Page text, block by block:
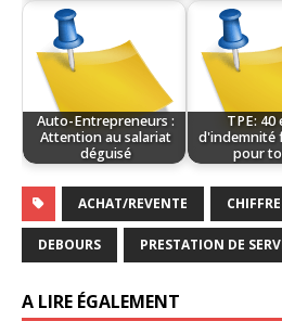
Auto-Entrepreneurs :
Attention au salariat
déguisé
TPE: 40
d'indemnité
pour
ACHAT/REVENTE
DEBOURS PRESTATION DE
A LIRE ÉGALEMENT